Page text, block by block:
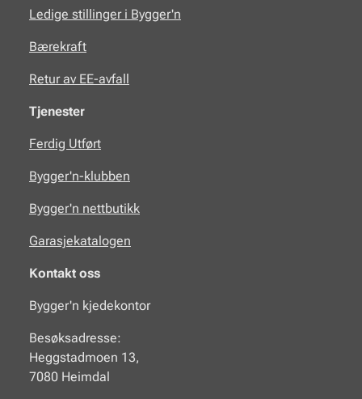
Ledige stillinger i Bygger'n
Bærekraft
Retur av EE-avfall
Tjenester
Ferdig Utført
Bygger'n-klubben
Bygger'n nettbutikk
Garasjekatalogen
Kontakt oss
Bygger'n kjedekontor
Besøksadresse:
Heggstadmoen 13,
7080 Heimdal